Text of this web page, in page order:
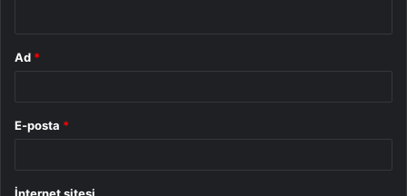
Ad *
E-posta *